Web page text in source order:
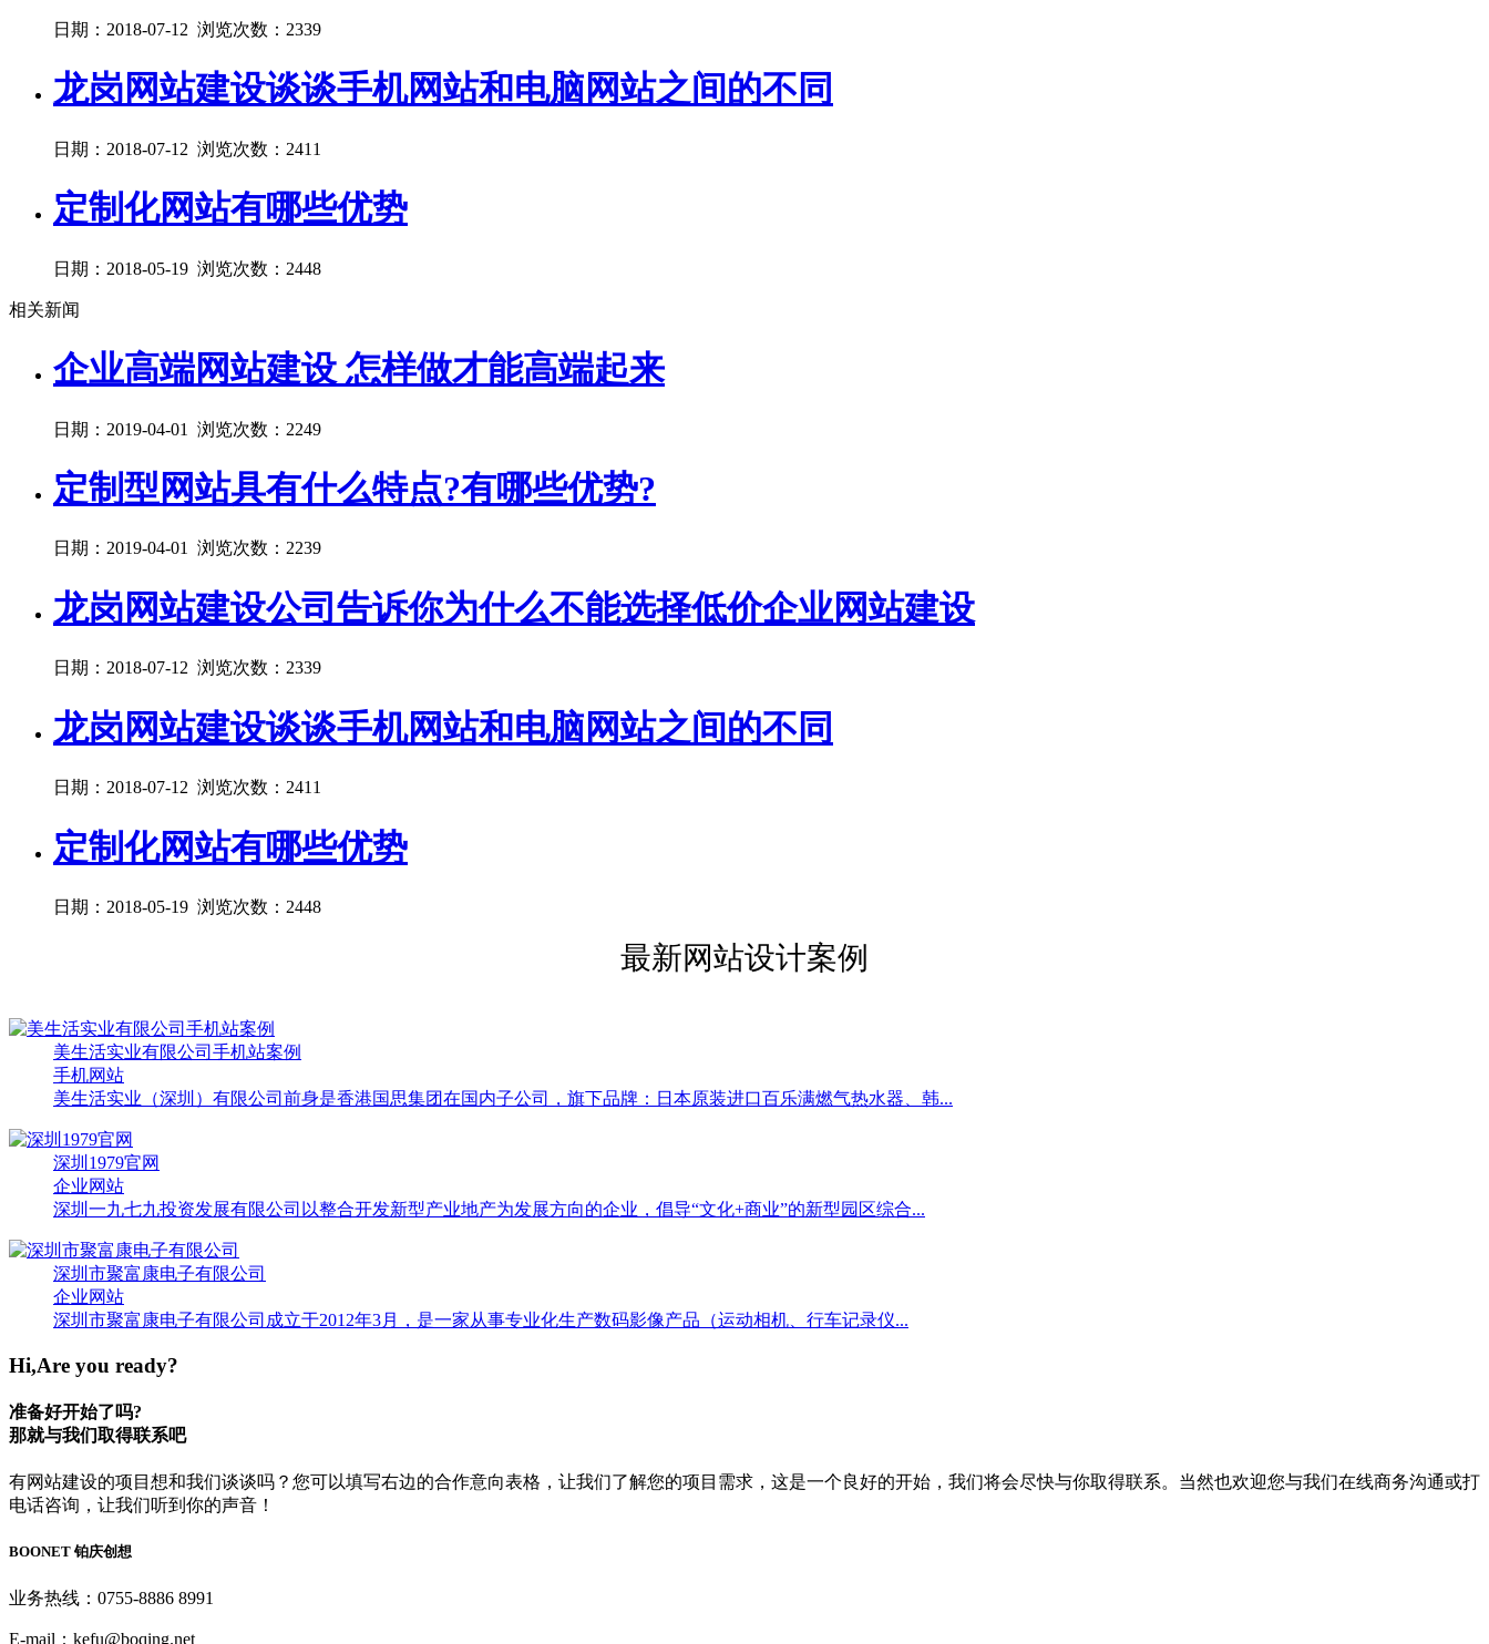
日期：2018-07-12 浏览次数：2339
龙岗网站建设谈谈手机网站和电脑网站之间的不同
日期：2018-07-12 浏览次数：2411
定制化网站有哪些优势
日期：2018-05-19 浏览次数：2448
相关新闻
企业高端网站建设 怎样做才能高端起来
日期：2019-04-01 浏览次数：2249
定制型网站具有什么特点?有哪些优势?
日期：2019-04-01 浏览次数：2239
龙岗网站建设公司告诉你为什么不能选择低价企业网站建设
日期：2018-07-12 浏览次数：2339
龙岗网站建设谈谈手机网站和电脑网站之间的不同
日期：2018-07-12 浏览次数：2411
定制化网站有哪些优势
日期：2018-05-19 浏览次数：2448
最新网站设计案例
美生活实业有限公司手机站案例
手机网站
美生活实业（深圳）有限公司前身是香港国思集团在国内子公司，旗下品牌：日本原装进口百乐满燃气热水器、韩...
深圳1979官网
企业网站
深圳一九七九投资发展有限公司以整合开发新型产业地产为发展方向的企业，倡导“文化+商业”的新型园区综合...
深圳市聚富康电子有限公司
企业网站
深圳市聚富康电子有限公司成立于2012年3月，是一家从事专业化生产数码影像产品（运动相机、行车记录仪...
Hi,Are you ready?
准备好开始了吗?
那就与我们取得联系吧
有网站建设的项目想和我们谈谈吗？您可以填写右边的合作意向表格，让我们了解您的项目需求，这是一个良好的开始，我们将会尽快与你取得联系。当然也欢迎您与我们在线商务沟通或打
电话咨询，让我们听到你的声音！
BOONET 铂庆创想
业务热线：0755-8886 8991
E-mail：kefu@boqing.net